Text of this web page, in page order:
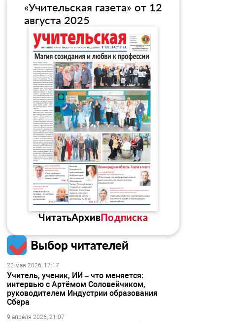
«Учительская газета» от 12
августа 2025
ЧитатьАрхивПодписка
Выбор читателей
22 мая 2026, 17:17
Учитель, ученик, ИИ – что меняется:
интервью с Артёмом Соловейчиком,
руководителем Индустрии образования
Сбера
9 апреля 2026, 21:07